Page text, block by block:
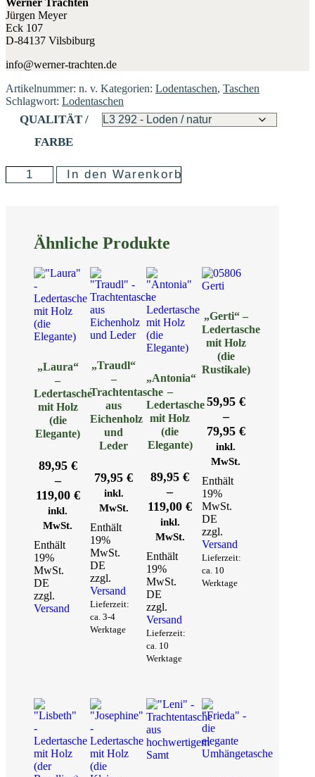
Werner Trachten
Jürgen Meyer
Eck 107
D-84137 Vilsbiburg
info@werner-trachten.de
Artikelnummer: n. v. Kategorien: Lodentaschen, Taschen
Schlagwort: Lodentaschen
QUALITÄT /
FARBE
"FRANZI"
ELEGANTE
(ALTMESSING)
MENGE
In den Warenkorb
Ähnliche Produkte
„Laura“
–
Ledertasche
mit Holz
(die
Elegante)
89,95 €
–
119,00 €Preisspanne:
89,95 €
bis
119,00 €
inkl.
MwSt.
Enthält
19%
MwSt.
DE
zzgl.
Versand
„Traudl“
–
Trachtentasche
aus
Eichenholz
und
Leder
79,95€
inkl.
MwSt.
Enthält
19%
MwSt.
DE
zzgl.
Versand
Lieferzeit:
ca. 3-4
Werktage
„Antonia“
–
Ledertasche
mit Holz
(die
Elegante)
89,95€
–
119,00€Preisspanne:
89,95 €
bis
119,00 €
inkl.
MwSt.
Enthält
19%
MwSt.
DE
zzgl.
Versand
Lieferzeit:
ca. 10
Werktage
„Gerti“ –
Ledertasche
mit Holz
(die
Rustikale)
59,95 €
–
79,95 €Preisspanne:
inkl.
MwSt.
Enthält
19%
MwSt.
DE
zzgl.
Versand
Lieferzeit:
ca. 10
Werktage